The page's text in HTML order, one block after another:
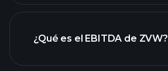
¿Qué es el EBITDA de ZVW?